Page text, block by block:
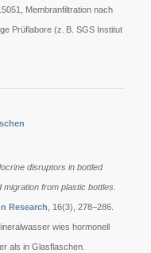
Membranfiltration nach
Prüflabore (z. B. SGS Institut
disruptors in bottled
from plastic bottles.
Research , 16(3), 278–286.
wies hormonell
als in Glasflaschen.